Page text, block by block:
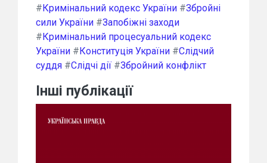
#Кримінальний кодекс України #Збройні
сили України #Запобіжні заходи
#Кримінальний процесуальний кодекс
України #Конституція України #Слідчий
суддя #Слідчі дії #Збройний конфлікт
Інші публікації